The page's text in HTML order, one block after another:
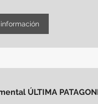
ÚLTIMA